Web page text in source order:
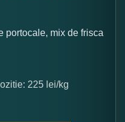
portocale, mix de frisca
225 lei/kg